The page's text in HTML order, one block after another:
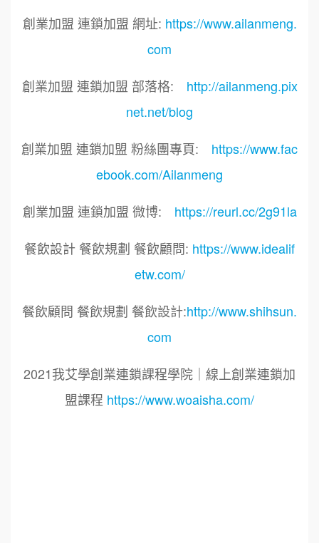
創業加盟 連鎖加盟 網址: https://www.ailanmeng.
com
創業加盟 連鎖加盟 部落格: http://ailanmeng.pix
net.net/blog
創業加盟 連鎖加盟 粉絲團專頁: https://www.fac
ebook.com/Ailanmeng
創業加盟 連鎖加盟 微博: https://reurl.cc/2g91la
餐飲設計 餐飲規劃 餐飲顧問: https://www.idealif
etw.com/
餐飲顧問 餐飲規劃 餐飲設計:http://www.shihsun.
com
2021我艾學創業連鎖課程學院｜線上創業連鎖加
盟課程 https://www.woaisha.com/